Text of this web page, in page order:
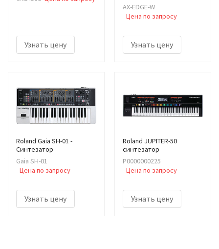
Узнать цену
AX-EDGE-W
Цена по запросу
Узнать цену
Roland Gaia SH-01 -
Cинтезатор
Gaia SH-01
Цена по запросу
Узнать цену
Roland JUPITER-50
синтезатор
Р0000000225
Цена по запросу
Узнать цену